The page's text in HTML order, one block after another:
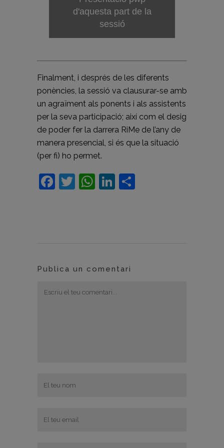
d'aquesta part de la
sessió
Finalment, i després de les diferents
ponències, la sessió va clausurar-se amb
un agraïment als ponents i als assistents
per la seva participació; així com el desig
de poder fer la darrera RiMe de l’any de
manera presencial, si és que la situació
(per fi) ho permet.
Facebook
Twitter
WhatsApp
LinkedIn
Publica un comentari